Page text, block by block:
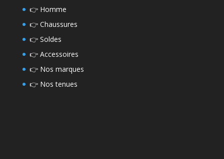
👉 Homme
👉 Chaussures
👉 Soldes
👉 Accessoires
👉 Nos marques
👉 Nos tenues